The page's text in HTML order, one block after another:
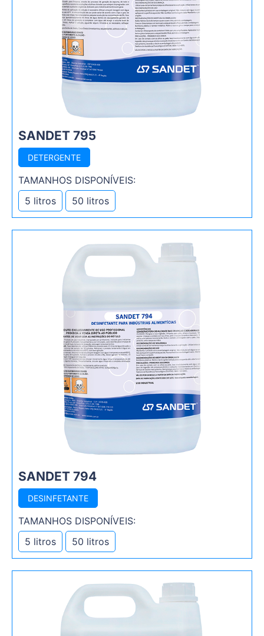
SANDET 795
DETERGENTE
TAMANHOS DISPONÍVEIS:
5 litros
50 litros
SANDET 794
DESINFETANTE
TAMANHOS DISPONÍVEIS:
5 litros
50 litros